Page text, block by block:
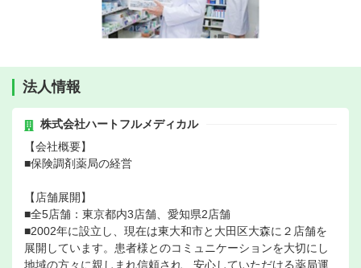
法人情報
株式会社ハートフルメディカル
【会社概要】
■保険調剤薬局の経営
【店舗展開】
■全5店舗：東京都内3店舗、愛知県2店舗
■2002年に設立し、現在は東大和市と大田区大森に２店舗を
展開しています。患者様とのコミュニケーションを大切にし
地域の方々に親しまれ信頼され、安心していただける薬局運